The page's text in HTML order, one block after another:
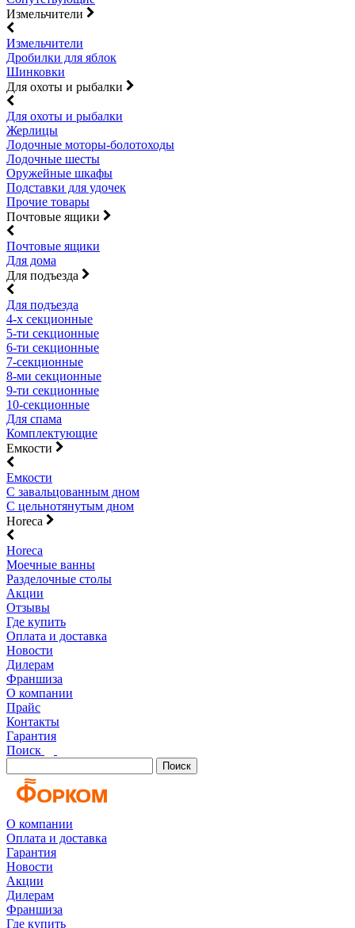
Измельчители
Измельчители
Дробилки для яблок
Шинковки
Для охоты и рыбалки
Для охоты и рыбалки
Жерлицы
Лодочные моторы-болотоходы
Лодочные шесты
Оружейные шкафы
Подставки для удочек
Прочие товары
Почтовые ящики
Почтовые ящики
Для дома
Для подъезда
Для подъезда
4-х секционные
5-ти секционные
6-ти секционные
7-секционные
8-ми секционные
9-ти секционные
10-секционные
Для спама
Комплектующие
Емкости
Емкости
С завальцованным дном
С цельнотянутым дном
Horeca
Horeca
Моечные ванны
Разделочные столы
Акции
Отзывы
Где купить
Оплата и доставка
Новости
Дилерам
Франшиза
О компании
Прайс
Контакты
Гарантия
Поиск
Поиск
О компании
Оплата и доставка
Гарантия
Новости
Акции
Дилерам
Франшиза
Где купить